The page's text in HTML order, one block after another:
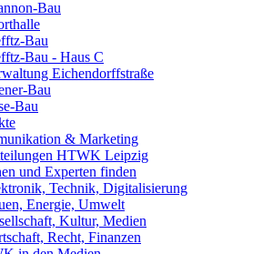
Bau
Bau
Bau - Haus C
Eichendorffstraße
Bau
Bau
& Marketing
HTWK Leipzig
und Experten finden
Technik, Digitalisierung
Energie, Umwelt
Kultur, Medien
Recht, Finanzen